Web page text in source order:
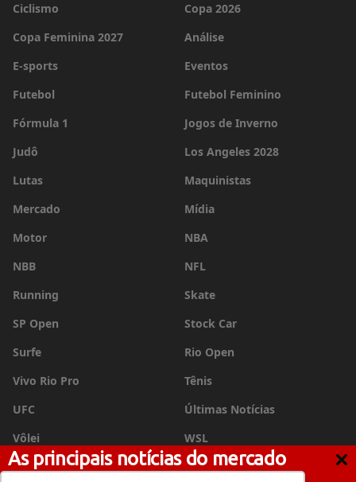
As principais notícias do mercado
Ciclismo
Copa 2026
Copa Feminina 2027
Análise
E-sports
Eventos
Futebol
Futebol Feminino
Fórmula 1
Jogos de Inverno
Judô
Los Angeles 2028
Lutas
Maquinistas
Mercado
Mídia
Motor
NBA
NBB
NFL
Running
Skate
SP Open
Stock Car
Surfe
Rio Open
Vivo Rio Pro
Tênis
UFC
Últimas Notícias
Vôlei
WSL